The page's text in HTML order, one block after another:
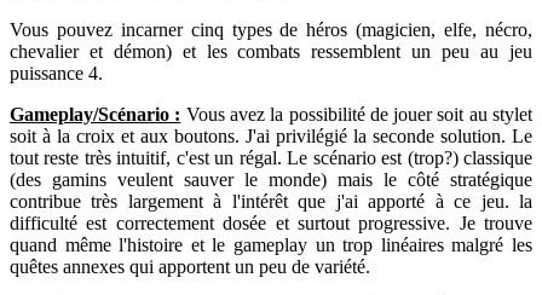
Vous pouvez incarner cinq types de héros (magicien, elfe, nécro,
chevalier et démon) et les combats ressemblent un peu au jeu
puissance 4.
Gameplay/Scénario : Vous avez la possibilité de jouer soit au stylet
soit à la croix et aux boutons. J'ai privilégié la seconde solution. Le
tout reste très intuitif, c'est un régal. Le scénario est (trop?) classique
(des gamins veulent sauver le monde) mais le côté stratégique
contribue très largement à l'intérêt que j'ai apporté à ce jeu. la
difficulté est correctement dosée et surtout progressive. Je trouve
quand même l'histoire et le gameplay un trop linéaires malgré les
quêtes annexes qui apportent un peu de variété.